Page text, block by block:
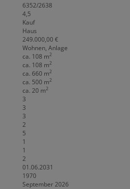
6352/2638
4,5
Kauf
Haus
249.000,00 €
Wohnen Anlage
ca. 108 m2
ca. 108 m2
ca. 660 m2
ca. 500 m2
ca. 20 m2
3
3
3
2
5
1
1
2
01.06.2031
1970
September 2026